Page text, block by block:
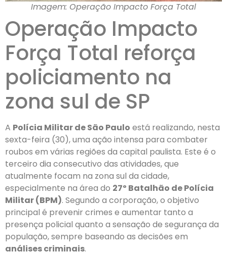
Imagem: Operação Impacto Força Total
Operação Impacto
Força Total reforça
policiamento na
zona sul de SP
A Polícia Militar de São Paulo está realizando, nesta
sexta-feira (30), uma ação intensa para combater
roubos em várias regiões da capital paulista. Este é o
terceiro dia consecutivo das atividades, que
atualmente focam na zona sul da cidade,
especialmente na área do 27º Batalhão de Polícia
Militar (BPM). Segundo a corporação, o objetivo
principal é prevenir crimes e aumentar tanto a
presença policial quanto a sensação de segurança da
população, sempre baseando as decisões em
análises criminais.